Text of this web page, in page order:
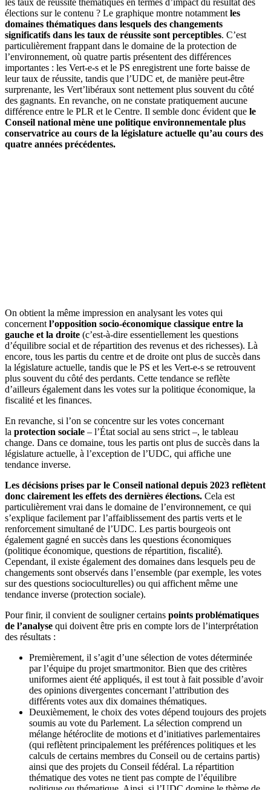
les taux de réussite thématiques en termes d’impact du résultat des
élections sur le contenu ? Le graphique montre notamment les
domaines thématiques dans lesquels des changements
significatifs dans les taux de réussite sont perceptibles. C’est
particulièrement frappant dans le domaine de la protection de
l’environnement, où quatre partis présentent des différences
importantes : les Vert-e-s et le PS enregistrent une forte baisse de
leur taux de réussite, tandis que l’UDC et, de manière peut-être
surprenante, les Vert’libéraux sont nettement plus souvent du côté
des gagnants. En revanche, on ne constate pratiquement aucune
différence entre le PLR et le Centre. Il semble donc évident que le
Conseil national mène une politique environnementale plus
conservatrice au cours de la législature actuelle qu’au cours des
quatre années précédentes.
On obtient la même impression en analysant les votes qui
concernent l’opposition socio-économique classique entre la
gauche et la droite (c’est-à-dire essentiellement les questions
d’équilibre social et de répartition des revenus et des richesses). Là
encore, tous les partis du centre et de droite ont plus de succès dans
la législature actuelle, tandis que le PS et les Vert-e-s se retrouvent
plus souvent du côté des perdants. Cette tendance se reflète
d’ailleurs également dans les votes sur la politique économique, la
fiscalité et les finances.
En revanche, si l’on se concentre sur les votes concernant
la protection sociale – l’État social au sens strict –, le tableau
change. Dans ce domaine, tous les partis ont plus de succès dans la
législature actuelle, à l’exception de l’UDC, qui affiche une
tendance inverse.
Les décisions prises par le Conseil national depuis 2023 reflètent
donc clairement les effets des dernières élections. Cela est
particulièrement vrai dans le domaine de l’environnement, ce qui
s’explique facilement par l’affaiblissement des partis verts et le
renforcement simultané de l’UDC. Les partis bourgeois ont
également gagné en succès dans les questions économiques
(politique économique, questions de répartition, fiscalité).
Cependant, il existe également des domaines dans lesquels peu de
changements sont observés dans l’ensemble (par exemple, les votes
sur des questions socioculturelles) ou qui affichent même une
tendance inverse (protection sociale).
Pour finir, il convient de souligner certains points problématiques
de l’analyse qui doivent être pris en compte lors de l’interprétation
des résultats :
Premièrement, il s’agit d’une sélection de votes déterminée
par l’équipe du projet smartmonitor. Bien que des critères
uniformes aient été appliqués, il est tout à fait possible d’avoir
des opinions divergentes concernant l’attribution des
différents votes aux dix domaines thématiques.
Deuxièmement, le choix des votes dépend toujours des projets
soumis au vote du Parlement. La sélection comprend un
mélange hétéroclite de motions et d’initiatives parlementaires
(qui reflètent principalement les préférences politiques et les
calculs de certains membres du Conseil ou de certains partis)
ainsi que des projets du Conseil fédéral. La répartition
thématique des votes ne tient pas compte de l’équilibre